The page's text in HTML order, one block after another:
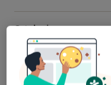
Cytologia
Od 60 zł Szczegóły
Elektrokoagulacja